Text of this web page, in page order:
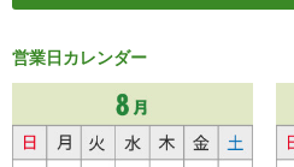
営業日カレンダー